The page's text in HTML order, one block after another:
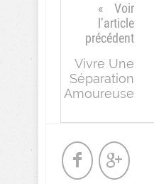
Voir
l’article
précédent
Vivre Une
Séparation
Amoureuse